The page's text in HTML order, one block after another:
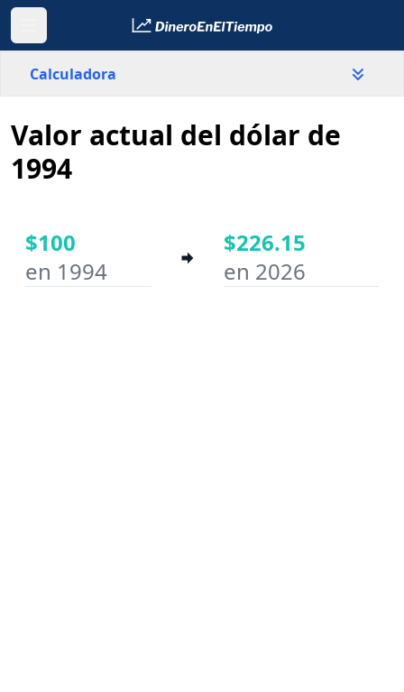
Calculadora
Estados Unidos
País
Año inicial
Valor actual del dólar de
1994
$100
en 1994
$226.15
en 2026